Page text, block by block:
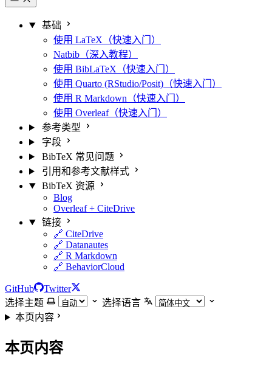
基础
使用 LaTeX（快速入门）
Natbib（深入教程）
使用 BibLaTeX（快速入门）
使用 Quarto (RStudio/Posit)（快速入门）
使用 R Markdown（快速入门）
使用 Overleaf（快速入门）
参考类型
字段
BibTeX 常见问题
引用和参考文献样式
BibTeX 资源
Blog
Overleaf + CiteDrive
链接
🔗 CiteDrive
🔗 Datanautes
🔗 R Markdown
🔗 BehaviorCloud
GitHub
Twitter
选择主题
选择语言
本页内容
本页内容